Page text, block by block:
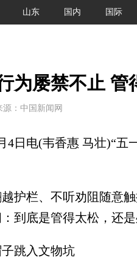
山东 国内 国际
为屡禁不止 管
：中国新闻网
电(韦香惠 马壮)“五
栏、不听劝阻随意触
到底是管得太松，还
跳入文物坑